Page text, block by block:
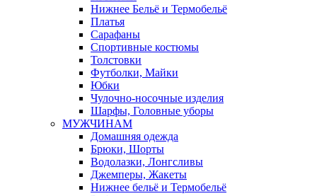
Нижнее Бельё и Термобельё
Платья
Сарафаны
Спортивные костюмы
Толстовки
Футболки, Майки
Юбки
Чулочно-носочные изделия
Шарфы, Головные уборы
МУЖЧИНАМ
Домашняя одежда
Брюки, Шорты
Водолазки, Лонгсливы
Джемперы, Жакеты
Нижнее бельё и Термобельё